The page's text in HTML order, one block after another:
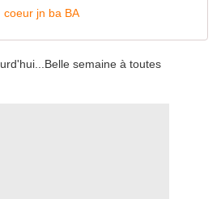
coeur jn ba BA
semaine à toutes